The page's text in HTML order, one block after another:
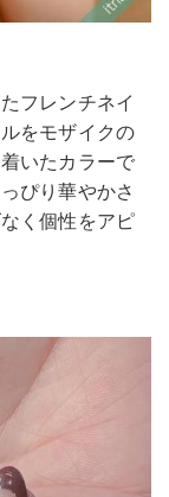
フレンチネイ
をモザイクの
いたカラーで
ぴり華やかさ
く個性をアピ